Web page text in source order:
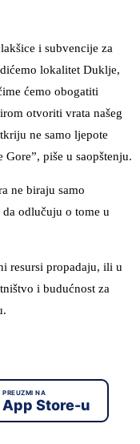
i subvencije za
lokalitet Duklje,
ćemo obogatiti
otvoriti vrata našeg
ne samo ljepote
piše u saopštenju.
ne biraju samo
odlučuju o tome u
resursi propadaju, ili u
i budućnost za
PREUZMI NA
App Store-u